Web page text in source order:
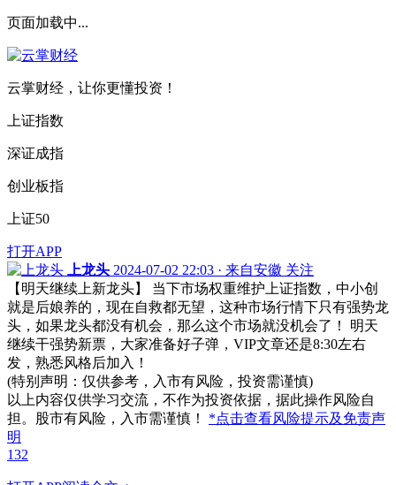
页面加载中...
云掌财经，让你更懂投资！
上证指数
深证成指
创业板指
上证50
打开APP
上龙头 2024-07-02 22:03 · 来自安徽 关注
【明天继续上新龙头】 当下市场权重维护上证指数，中小创
就是后娘养的，现在自救都无望，这种市场行情下只有强势龙
头，如果龙头都没有机会，那么这个市场就没机会了！ 明天
继续干强势新票，大家准备好子弹，VIP文章还是8:30左右
发，熟悉风格后加入！
(特别声明：仅供参考，入市有风险，投资需谨慎)
以上内容仅供学习交流，不作为投资依据，据此操作风险自
担。股市有风险，入市需谨慎！ *点击查看风险提示及免责声
明
132